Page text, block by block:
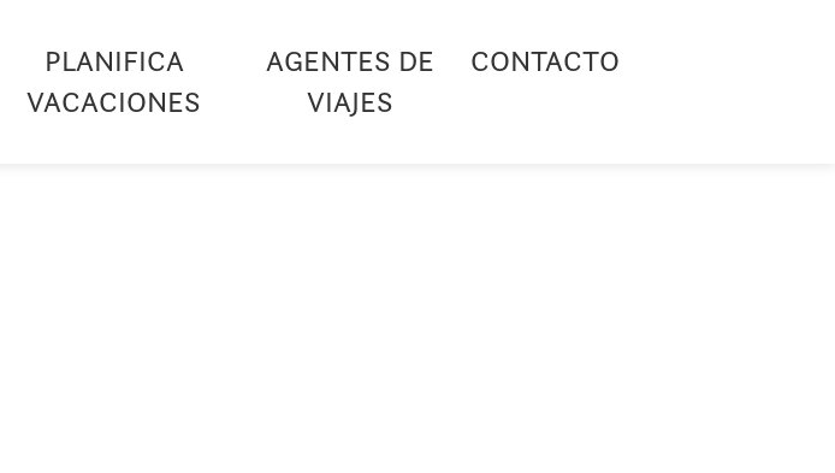
PLANIFICA
VACACIONES
AGENTES DE
VIAJES
CONTACTO